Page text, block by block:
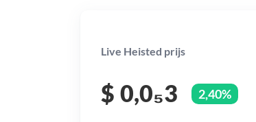
Live Heisted prijs
$ 0,0₅3 2,40%